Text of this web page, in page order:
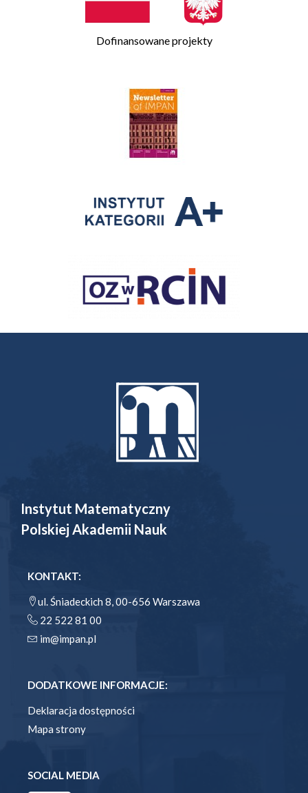
Dofinansowane projekty
Instytut Matematyczny
Polskiej Akademii Nauk
KONTAKT:
ul. Śniadeckich 8, 00-656 Warszawa
22 522 81 00
im@impan.pl
DODATKOWE INFORMACJE:
Deklaracja dostępności
Mapa strony
SOCIAL MEDIA